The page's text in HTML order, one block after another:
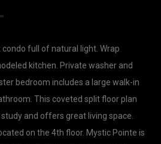
full of natural light. Wrap
kitchen. Private washer and
bedroom includes a large walk-in
This coveted split floor plan
and offers great living space.
on the 4th floor. Mystic Pointe is